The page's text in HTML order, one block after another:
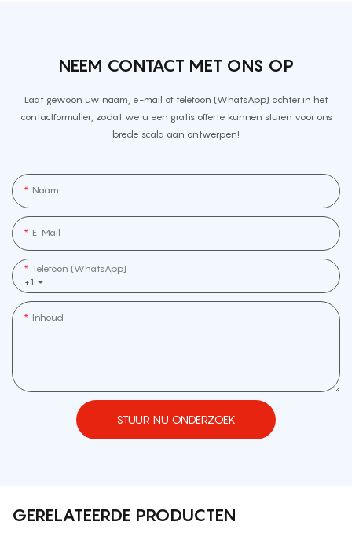
NEEM CONTACT MET ONS OP
Laat gewoon uw naam, e-mail of telefoon (WhatsApp) achter in het
contactformulier, zodat we u een gratis offerte kunnen sturen voor ons
brede scala aan ontwerpen!
Naam
E-Mail
+1
Telefoon (WhatsApp]
Inhoud
STUUR NU ONDERZOEK
GERELATEERDE PRODUCTEN